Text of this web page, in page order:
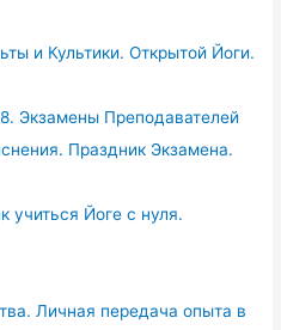
и Культики. Открытой Йоги.
Экзамены Преподавателей
Праздник Экзамена.
учиться Йоге с нуля.
Личная передача опыта в